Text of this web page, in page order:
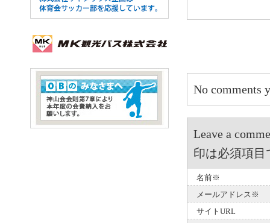
No comments
Leave a
印は必須項目
名前※
メールアドレス※
サイトURL